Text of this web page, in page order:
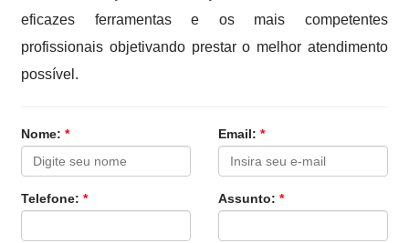
eficazes ferramentas e os mais competentes
profissionais objetivando prestar o melhor atendimento
possível.
Nome:* Email: *
Telefone:* Assunto: *